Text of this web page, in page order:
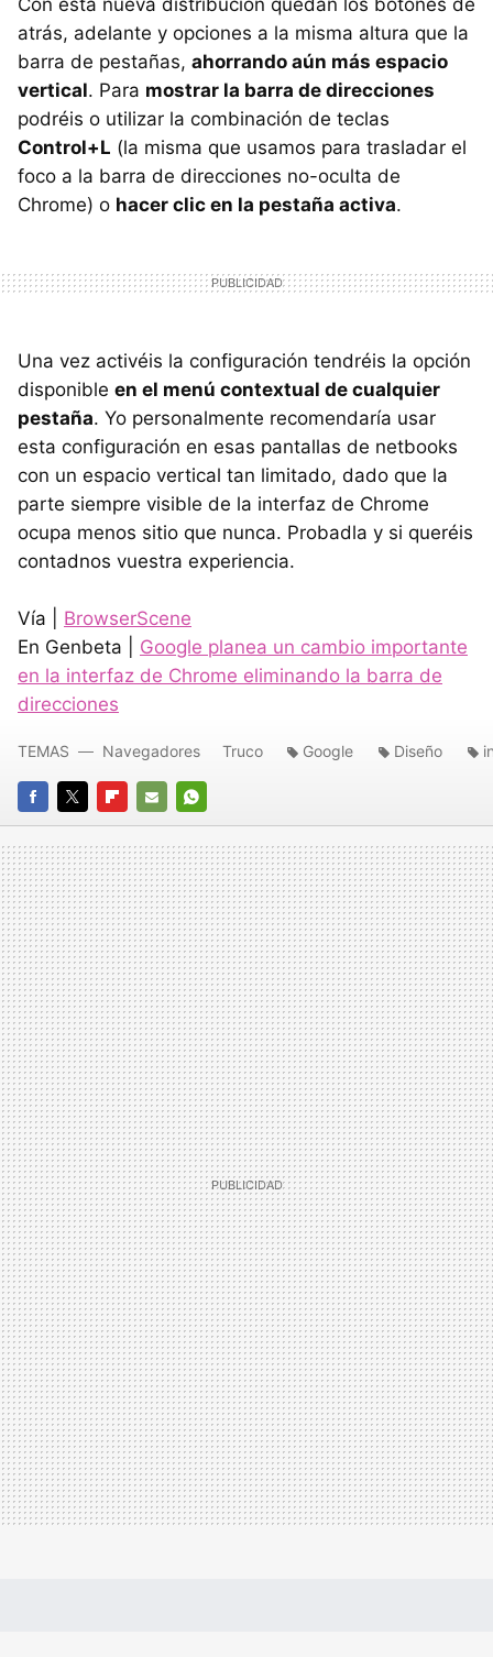
atrás, adelante y opciones a la misma altura que la
barra de pestañas, ahorrando aún más espacio
vertical. Para mostrar la barra de direcciones
podréis o utilizar la combinación de teclas
Control+L (la misma que usamos para trasladar el
foco a la barra de direcciones no-oculta de
Chrome) o hacer clic en la pestaña activa.
Una vez activéis la configuración tendréis la opción
disponible en el menú contextual de cualquier
pestaña. Yo personalmente recomendaría usar
esta configuración en esas pantallas de netbooks
con un espacio vertical tan limitado, dado que la
parte siempre visible de la interfaz de Chrome
ocupa menos sitio que nunca. Probadla y si queréis
contadnos vuestra experiencia.
Vía | BrowserScene
En Genbeta | Google planea un cambio importante
en la interfaz de Chrome eliminando la barra de
direcciones
FACEBOOK
TWITTERFLIPBOARD
E-
MAIL
WHATSAPP
TEMAS Navegadores Truco Google Diseño